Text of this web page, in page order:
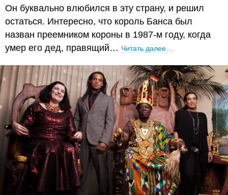
Он буквально влюбился в эту страну, и решил
остаться. Интересно, что король Банса был
назван преемником короны в 1987-м году, когда
умер его дед, правящий… Читать далее…